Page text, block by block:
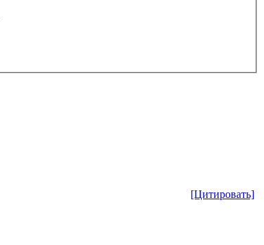
[Цитировать]